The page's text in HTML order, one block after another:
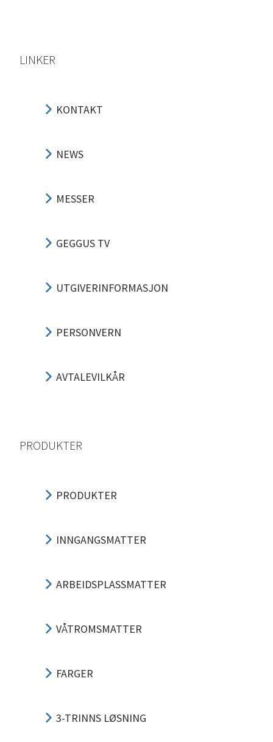
LINKER
KONTAKT
NEWS
MESSER
GEGGUS TV
UTGIVERINFORMASJON
PERSONVERN
AVTALEVILKÅR
PRODUKTER
PRODUKTER
INNGANGSMATTER
ARBEIDSPLASSMATTER
VÅTROMSMATTER
FARGER
3-TRINNS LØSNING